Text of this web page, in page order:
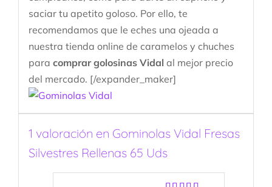
saciar tu apetito goloso. Por ello, te
recomendamos que le eches una ojeada a
nuestra tienda online de caramelos y chuches
para comprar golosinas Vidal al mejor precio
del mercado. [/expander_maker]
1 valoración en Gominolas Vidal Fresas
Silvestres Rellenas 65 Uds